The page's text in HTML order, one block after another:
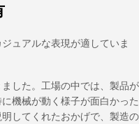
ュアルな表現が適していま
した。工場の中では、製品が
機械が動く様子が面白かった
してくれたおかげで、製造の